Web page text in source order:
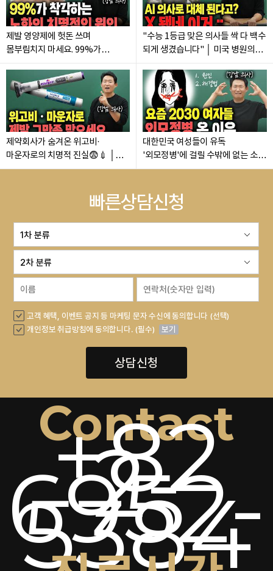
제발 영양제에 헛돈 쓰며
몸부림치지 마세요. 99%가
역노화,안티에이징,동안,줄기세포
"수능 1등급 맞은 의사들 싹 다 백수
되게 생겼습니다" │ 미국 병원의
제약회사가 숨겨온 위고비·
마운자로의 치명적 진실😨💉 │
기적의 비만약에 전 세계가
대한민국 여성들이 유독
'외모정병'에 걸릴 수밖에 없는 소름
돋는 진짜 이유 (ft. 강남 의사
빠른상담신청
고객 혜택, 이벤트 공지 등 마케팅 문자 수신에 동의합니다 (선택)
개인정보 취급방침에 동의합니다. (필수)
보기
상담신청
Contact
+82
2-
6952-
5384